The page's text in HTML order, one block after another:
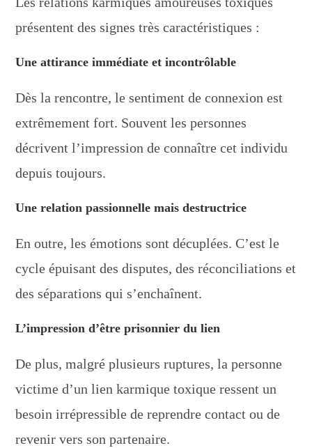
présentent des signes très caractéristiques :
Une attirance immédiate et incontrôlable
Dès la rencontre, le sentiment de connexion est
extrêmement fort. Souvent les personnes
décrivent l’impression de connaître cet individu
depuis toujours.
Une relation passionnelle mais destructrice
En outre, les émotions sont décuplées. C’est le
cycle épuisant des disputes, des réconciliations et
des séparations qui s’enchaînent.
L’impression d’être prisonnier du lien
De plus, malgré plusieurs ruptures, la personne
victime d’un lien karmique toxique ressent un
besoin irrépressible de reprendre contact ou de
revenir vers son partenaire.